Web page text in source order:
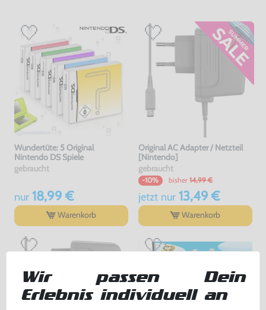
Wundertüte: 5 Original
Nintendo DS Spiele
gebraucht
nur18,99 €
Warenkorb
Original AC Adapter / Netzteil
[Nintendo]
gebraucht
-10% bisher 14,99 €
jetzt nur13,49 €
Warenkorb
Wir passen Dein
Erlebnis individuell an